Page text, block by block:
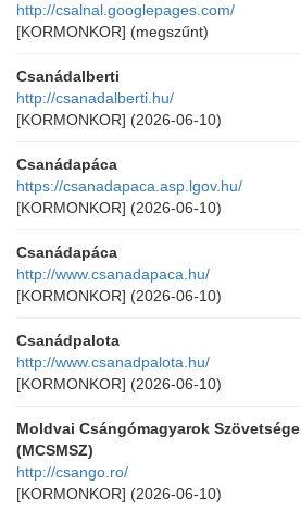
http://csalnal.googlepages.com/
[KORMONKOR] (megszűnt)
Csanádalberti
http://csanadalberti.hu/
[KORMONKOR] (2026-06-10)
Csanádapáca
https://csanadapaca.asp.lgov.hu/
[KORMONKOR] (2026-06-10)
Csanádapáca
http://www.csanadapaca.hu/
[KORMONKOR] (2026-06-10)
Csanádpalota
http://www.csanadpalota.hu/
[KORMONKOR] (2026-06-10)
Moldvai Csángómagyarok Szövetsége
(MCSMSZ)
http://csango.ro/
[KORMONKOR] (2026-06-10)